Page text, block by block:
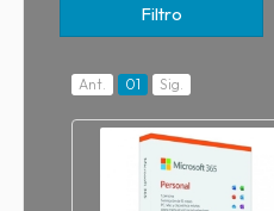
Filtro
Ant. 01 Sig.